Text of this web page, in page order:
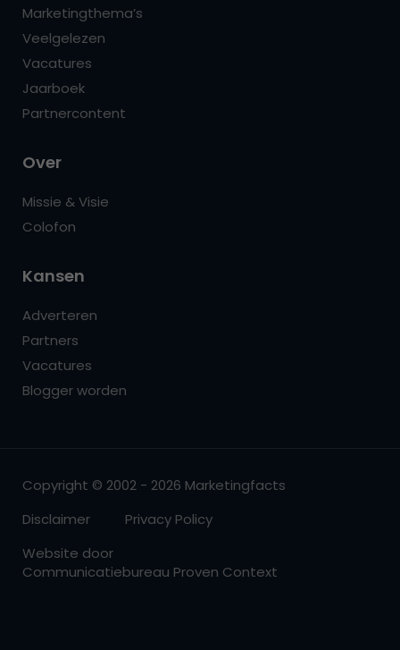
Marketingthema’s
Veelgelezen
Vacatures
Jaarboek
Partnercontent
Over
Missie & Visie
Colofon
Kansen
Adverteren
Partners
Vacatures
Blogger worden
Copyright © 2002 - 2026 Marketingfacts
Disclaimer
Privacy Policy
Website door
Communicatiebureau Proven Context